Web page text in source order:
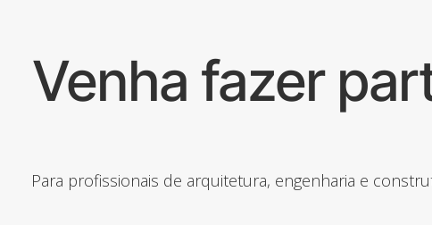
Venha fazer
Para profissionais de arquitetura, engenharia e